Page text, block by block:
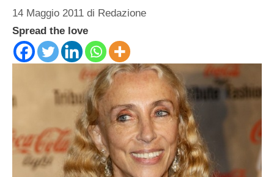
14 Maggio 2011 di Redazione
Spread the love